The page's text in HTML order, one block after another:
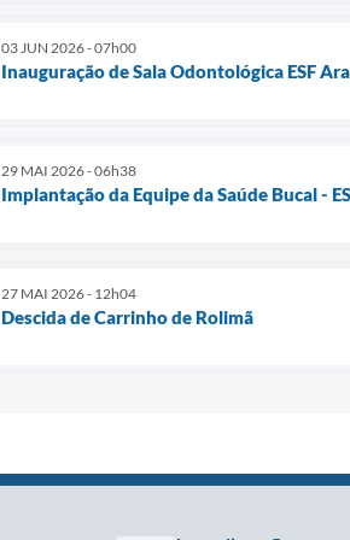
03 JUN 2026 - 07h00
Inauguração de Sala Odontológica ESF
29 MAI 2026 - 06h38
Implantação da Equipe da Saúde Bucal -
27 MAI 2026 - 12h04
Descida de Carrinho de Rolimã